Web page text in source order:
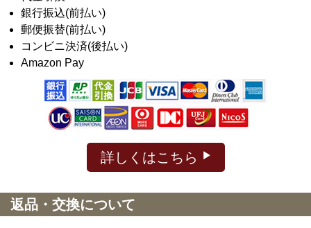
銀行振込(前払い)
郵便振替(前払い)
コンビニ決済(後払い)
Amazon Pay
詳しくはこちら
返品・交換について